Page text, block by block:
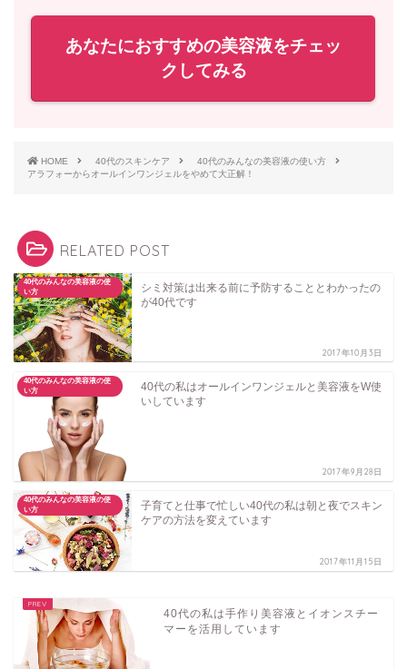
あなたにおすすめの美容液をチェッ
クしてみる
HOME 40代のスキンケア
40代のみんなの美容液の使い方
アラフォーからオールインワンジェルをやめて大正解！
RELATED POST
40代のみんなの美容液の使
い方
シミ対策は出来る前に予防することとわかったの
が40代です
2017年10月3日
40代のみんなの美容液の使
い方
40代の私はオールインワンジェルと美容液をW使
いしています
2017年9月28日
40代のみんなの美容液の使
い方
子育てと仕事で忙しい40代の私は朝と夜でスキン
ケアの方法を変えています
2017年11月15日
40代の私は手作り美容液とイオンスチー
マーを活用しています